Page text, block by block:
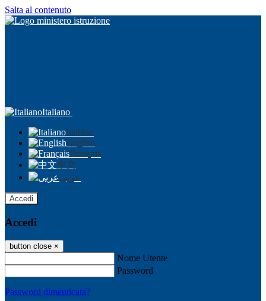
Salta al contenuto
Italiano
Italiano
English
Français
中文
عربى
Accedi
Accedi
button close ×
Nome Utente
Password
Password dimenticata?